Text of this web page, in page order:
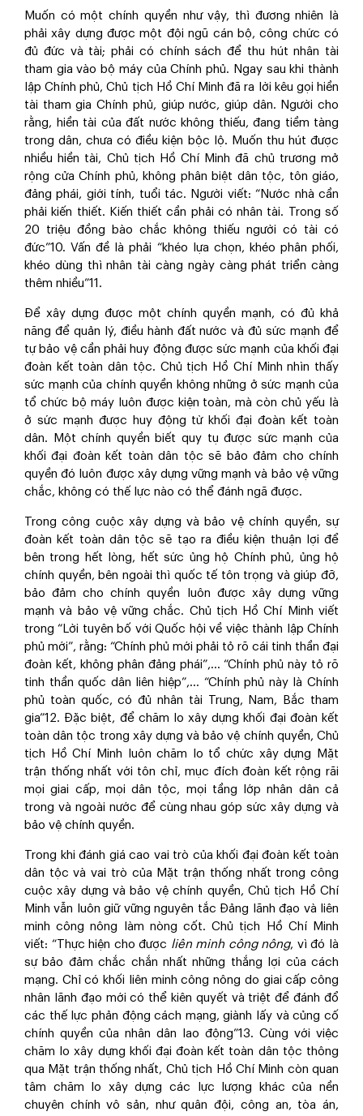
Muốn có một chính quyền như vậy, thì đương nhiên là
phải xây dựng được một đội ngũ cán bộ, công chức có
đủ đức và tài; phải có chính sách để thu hút nhân tài
tham gia vào bộ máy của Chính phủ. Ngay sau khi thành
lập Chính phủ, Chủ tịch Hồ Chí Minh đã ra lời kêu gọi hiền
tài tham gia Chính phủ, giúp nước, giúp dân. Người cho
rằng, hiền tài của đất nước không thiếu, đang tiềm tàng
trong dân, chưa có điều kiện bộc lộ. Muốn thu hút được
nhiều hiền tài, Chủ tịch Hồ Chí Minh đã chủ trương mở
rộng cửa Chính phủ, không phân biệt dân tộc, tôn giáo,
đảng phái, giới tính, tuổi tác. Người viết: “Nước nhà cần
phải kiến thiết. Kiến thiết cần phải có nhân tài. Trong số
20 triệu đồng bào chắc không thiếu người có tài có
đức”10. Vấn đề là phải “khéo lựa chọn, khéo phân phối,
khéo dùng thì nhân tài càng ngày càng phát triển càng
thêm nhiều”11 .
Để xây dựng được một chính quyền mạnh, có đủ khả
năng để quản lý, điều hành đất nước và đủ sức mạnh để
tự bảo vệ cần phải huy động được sức mạnh của khối đại
đoàn kết toàn dân tộc. Chủ tịch Hồ Chí Minh nhìn thấy
sức mạnh của chính quyền không những ở sức mạnh của
tổ chức bộ máy luôn được kiện toàn, mà còn chủ yếu là
ở sức mạnh được huy động từ khối đại đoàn kết toàn
dân. Một chính quyền biết quy tụ được sức mạnh của
khối đại đoàn kết toàn dân tộc sẽ bảo đảm cho chính
quyền đó luôn được xây dựng vững mạnh và bảo vệ vững
chắc, không có thế lực nào có thể đánh ngã được.
Trong công cuộc xây dựng và bảo vệ chính quyền, sự
đoàn kết toàn dân tộc sẽ tạo ra điều kiện thuận lợi để
bên trong hết lòng, hết sức ủng hộ Chính phủ, ủng hộ
chính quyền, bên ngoài thì quốc tế tôn trọng và giúp đỡ,
bảo đảm cho chính quyền luôn được xây dựng vững
mạnh và bảo vệ vững chắc. Chủ tịch Hồ Chí Minh viết
trong “Lời tuyên bố với Quốc hội về việc thành lập Chính
phủ mới”, rằng: “Chính phủ mới phải tỏ rõ cái tinh thần đại
đoàn kết, không phân đảng phái”,… “Chính phủ này tỏ rõ
tinh thần quốc dân liên hiệp”,… “Chính phủ này là Chính
phủ toàn quốc, có đủ nhân tài Trung, Nam, Bắc tham
gia”12. Đặc biệt, để chăm lo xây dựng khối đại đoàn kết
toàn dân tộc trong xây dựng và bảo vệ chính quyền, Chủ
tịch Hồ Chí Minh luôn chăm lo tổ chức xây dựng Mặt
trận thống nhất với tôn chỉ, mục đích đoàn kết rộng rãi
mọi giai cấp, mọi dân tộc, mọi tầng lớp nhân dân cả
trong và ngoài nước để cùng nhau góp sức xây dựng và
bảo vệ chính quyền.
Trong khi đánh giá cao vai trò của khối đại đoàn kết toàn
dân tộc và vai trò của Mặt trận thống nhất trong công
cuộc xây dựng và bảo vệ chính quyền, Chủ tịch Hồ Chí
Minh vẫn luôn giữ vững nguyên tắc Đảng lãnh đạo và liên
minh công nông làm nòng cốt. Chủ tịch Hồ Chí Minh
viết: “Thực hiện cho được liên minh công nông, vì đó là
sự bảo đảm chắc chắn nhất những thắng lợi của cách
mạng. Chỉ có khối liên minh công nông do giai cấp công
nhân lãnh đạo mới có thể kiên quyết và triệt để đánh đổ
các thế lực phản động cách mạng, giành lấy và củng cố
chính quyền của nhân dân lao động”13. Cùng với việc
chăm lo xây dựng khối đại đoàn kết toàn dân tộc thông
qua Mặt trận thống nhất, Chủ tịch Hồ Chí Minh còn quan
tâm chăm lo xây dựng các lực lượng khác của nền
chuyên chính vô sản, như quân đội, công an, tòa án,